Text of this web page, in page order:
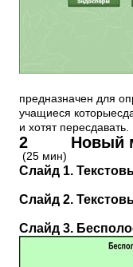
предназначен для
учащиеся
и хотят пересдавать.
2 Новый
(25 мин)
Слайд 1.
Слайд 2.
Слайд 3.